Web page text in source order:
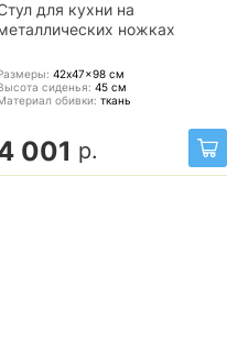
для кухни на
ножках
42x47x98 см
сиденья: 45 см
обивки: ткань
001 р.